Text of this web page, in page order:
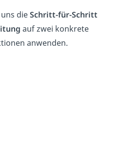
uns dieSchritt-für-Schritt
auf zwei konkrete
anwenden.